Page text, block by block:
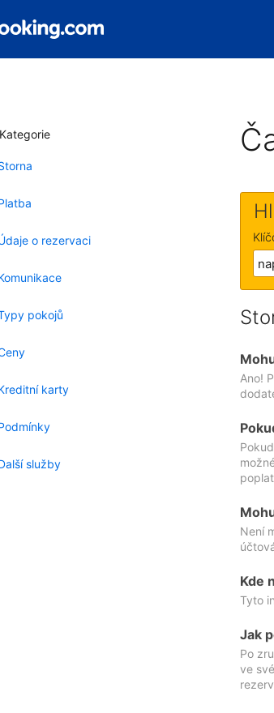
Kategorie
o rezervaci
pokojů
karty
služby
Ano!
Není
Kde
Tyto
Jak
Po
ve